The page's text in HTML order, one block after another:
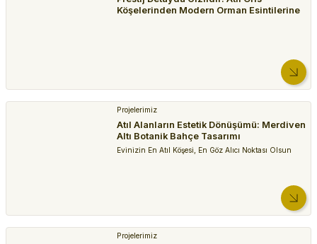
Köşelerinden Modern Orman Esintilerine
Projelerimiz
Atıl Alanların Estetik Dönüşümü: Merdiven
Altı Botanik Bahçe Tasarımı
Evinizin En Atıl Köşesi, En Göz Alıcı Noktası Olsun
Projelerimiz